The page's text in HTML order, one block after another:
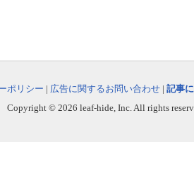
ポリシー | 広告に関するお問い合わせ | 記事
Copyright © 2026 leaf-hide, Inc. All rights